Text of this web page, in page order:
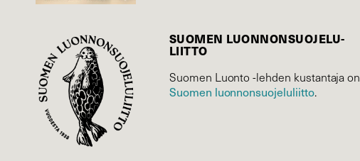
SUOMEN LUONNON­SUOJELU­
LIITTO
Suomen Luonto -lehden kustantaja on
Suomen luonnonsuojelu­liitto.